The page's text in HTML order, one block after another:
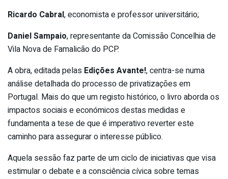
Ricardo Cabral, economista e professor universitário;
Daniel Sampaio, representante da Comissão Concelhia de
Vila Nova de Famalicão do PCP.
A obra, editada pelas Edições Avante!, centra-se numa
análise detalhada do processo de privatizações em
Portugal. Mais do que um registo histórico, o livro aborda os
impactos sociais e económicos destas medidas e
fundamenta a tese de que é imperativo reverter este
caminho para assegurar o interesse público.
Aquela sessão faz parte de um ciclo de iniciativas que visa
estimular o debate e a consciência cívica sobre temas